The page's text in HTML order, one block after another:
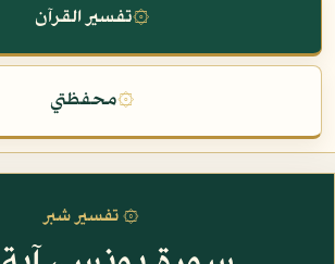
۞تفسير القرآن
۞محفظتي
۞ تفسير شبر